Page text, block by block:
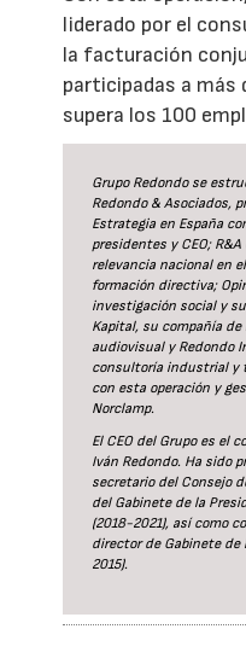
liderado por el
la facturación
participadas a más
supera los 100
Grupo Redondo se
Redondo & Asociados,
Estrategia en España
presidentes y CEO;
relevancia nacional en
formación directiva;
investigación social y
Kapital, su compañía
audiovisual y Redondo
consultoría industrial y
con esta operación y
Norclamp.
El CEO del Grupo es el
Iván Redondo. Ha sido
secretario del Consejo
del Gabinete de la
(2018-2021), así como
director de Gabinete de
2015).